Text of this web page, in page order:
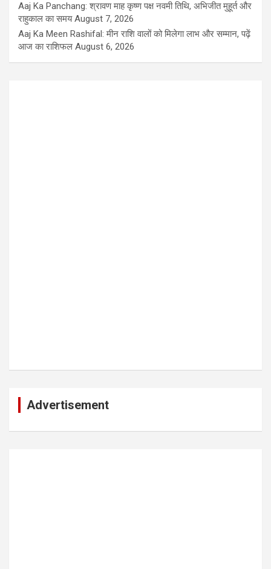
Aaj Ka Panchang: श्रावण माह कृष्ण पक्ष नवमी तिथि, अभिजीत मुहूर्त और
राहुकाल का समय August 7, 2026
Aaj Ka Meen Rashifal: मीन राशि वालों को मिलेगा लाभ और सम्मान, पढ़ें
आज का राशिफल August 6, 2026
Advertisement